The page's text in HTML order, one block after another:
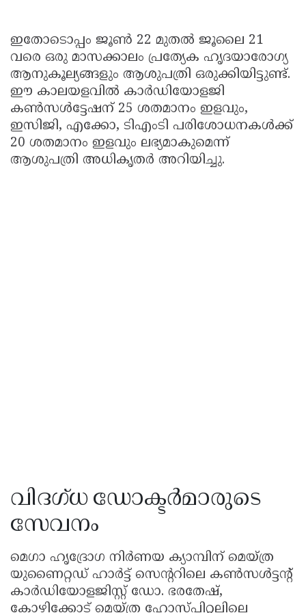
ഇതോടൊപ്പം ജൂൺ 22 മുതൽ ജൂലൈ 21
വരെ ഒരു മാസക്കാലം പ്രത്യേക ഹൃദയാരോഗ്യ
ആനുകൂല്യങ്ങളും ആശുപത്രി ഒരുക്കിയിട്ടുണ്ട്.
ഈ കാലയളവിൽ കാർഡിയോളജി
കൺസൾട്ടേഷന് 25 ശതമാനം ഇളവും,
ഇസിജി, എക്കോ, ടിഎംടി പരിശോധനകൾക്ക്
20 ശതമാനം ഇളവും ലഭ്യമാകുമെന്ന്
ആശുപത്രി അധികൃതർ അറിയിച്ചു.
വിദഗ്ധ ഡോക്ടർമാരുടെ
സേവനം
മെഗാ ഹൃദ്രോഗ നിർണയ ക്യാമ്പിന് മെയ്ത്ര
യുണൈറ്റഡ് ഹാർട്ട് സെൻ്ററിലെ കൺസൾട്ടൻ്റ്
കാർഡിയോളജിസ്റ്റ് ഡോ. ഭരതേഷ്,
കോഴിക്കോട് മെയ്ത്ര ഹോസ്പിറ്റലിലെ